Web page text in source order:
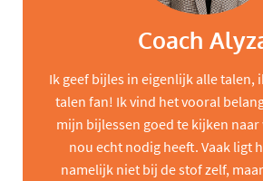
Coach
Ik geef bijles in eigenlijk alle talen,
talen fan! Ik vind het vooral
mijn bijlessen goed te kijken
nou echt nodig heeft. Vaak ligt
namelijk niet bij de stof zelf,